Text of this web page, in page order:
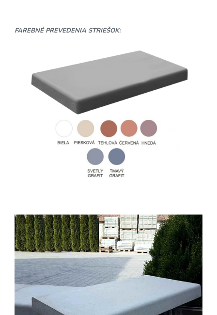
FAREBNÉ PREVEDENIA STRIEŠOK: